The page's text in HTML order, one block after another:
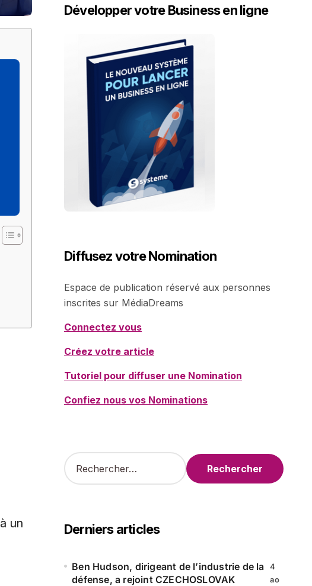
un
Développer votre Business en ligne
Diffusez votre Nomination
Espace de publication réservé aux personnes
inscrites sur MédiaDreams
Connectez vous
Créez votre article
Tutoriel pour diffuser une Nomination
Confiez nous vos Nominations
R
e
r
c
e
Derniers articles
Ben Hudson, dirigeant de l’industrie de la
défense, a rejoint CZECHOSLOVAK
4
ao